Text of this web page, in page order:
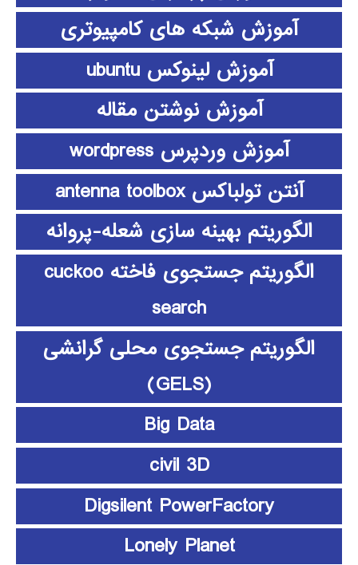
آموزش شبکه های کامپیوتری
آموزش لینوکس ubuntu
آموزش نوشتن مقاله
آموزش وردپرس wordpress
آنتن تولباکس antenna toolbox
الگوریتم بهینه سازی شعله-پروانه
الگوریتم جستجوی فاخته cuckoo
search
الگوریتم جستجوی محلی گرانشی
(GELS)
Big Data
civil 3D
Digsilent PowerFactory
Lonely Planet